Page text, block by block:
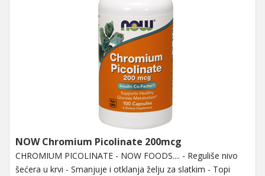
NOW Chromium Picolinate 200mcg
CHROMIUM PICOLINATE - NOW FOODS.... - Reguliše nivo
šećera u krvi - Smanjuje i otklanja želju za slatkim - Topi